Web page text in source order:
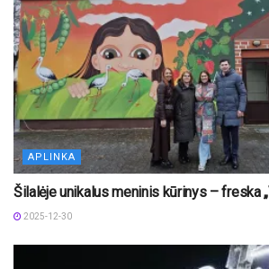
APLINKA
Šilalėje unikalus meninis kūrinys – freska
2025-12-30